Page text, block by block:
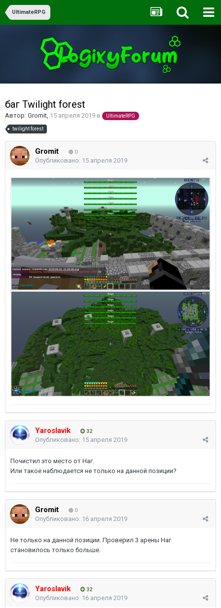
UltimateRPG
баг Twilight forest
Автор: Gromit, 15 апреля 2019 в UltimateRPG
twilight forest
Gromit 0
Опубликовано: 15 апреля 2019
Yaroslavik 32
Опубликовано: 15 апреля 2019
Почистил это место от Наг.
Или такое наблюдается не только на данной позиции?
Gromit 0
Опубликовано: 16 апреля 2019
Не только на данной позиции. Проверил 3 арены Наг
становилось только больше.
Yaroslavik 32
Опубликовано: 16 апреля 2019